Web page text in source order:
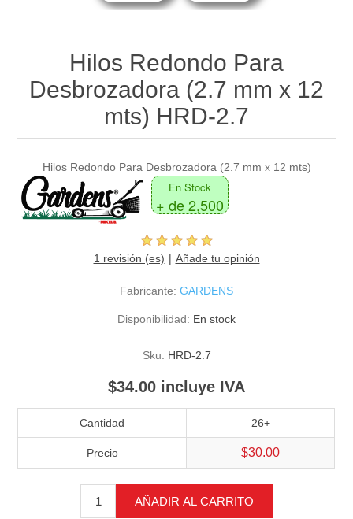
Hilos Redondo Para
Desbrozadora (2.7 mm x 12
mts) HRD-2.7
Hilos Redondo Para Desbrozadora (2.7 mm x 12 mts)
En Stock
+ de 2,500
1 revisión (es) Añade tu opinión
Fabricante: GARDENS
Disponibilidad: En stock
Sku: HRD-2.7
$34.00 incluye IVA
Cantidad 26+
Precio $30.00
AÑADIR AL CARRITO